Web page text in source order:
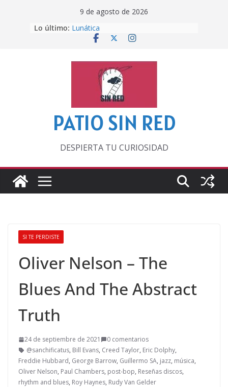
9 de agosto de 2026
Lo último: Lunática
Pero, hasta entonces…
‘La broma infinita’ de recomendar
lecturas veraniegas
Otra del Mundial
PATIO SIN RED
DESPIERTA TU CURIOSIDAD
SI TE PERDISTE
Oliver Nelson – The
Blues And The Abstract
Truth
24 de septiembre de 2021
0 comentarios
@sanchificatus, Bill Evans, Creed Taylor, Eric Dolphy,
Freddie Hubbard, George Barrow, Guillermo SA, jazz, música,
Oliver Nelson, Paul Chambers, post-bop, Reseñas discos,
rhythm and blues, Roy Haynes, Rudy Van Gelder